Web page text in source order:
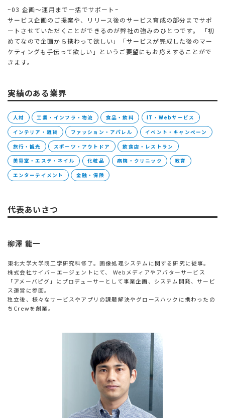
~03 企画〜運用まで一括でサポート~
サービス企画のご提案や、リリース後のサービス育成の部分までサポ
ートさせていただくことができるのが弊社の強みのひとつです。 「初
めてなので企画から携わって欲しい」「サービスが完成した後のマー
ケティングも手伝って欲しい」というご要望にもお応えすることがで
きます。
実績のある業界
人材 工業・インフラ・物流 食品・飲料 IT・Webサービス
インテリア・雑貨 ファッション・アパレル イベント・キャンペーン
旅行・観光 スポーツ・アウトドア 飲食店・レストラン
美容室・エステ・ネイル 化粧品 病院・クリニック 教育
エンターテイメント 金融・保険
代表あいさつ
柳澤 龍一
東北大学大学院工学研究科修了。画像処理システムに関する研究に従事。
株式会社サイバーエージェントにて、 Webメディアやアバターサービス
「アメーバピグ」にプロデューサーとして事業企画、システム開発、サービ
ス運営に参画。
独立後、様々なサービスやアプリの課題解決やグロースハックに携わったの
ちCrewを創業。